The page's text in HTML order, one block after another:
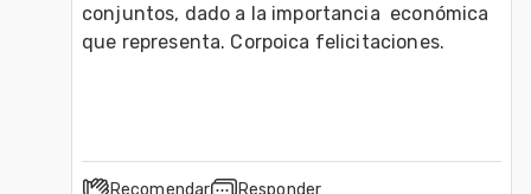
conjuntos, dado a la importancia  económica
que representa. Corpoica felicitaciones.
Recomendar Responder